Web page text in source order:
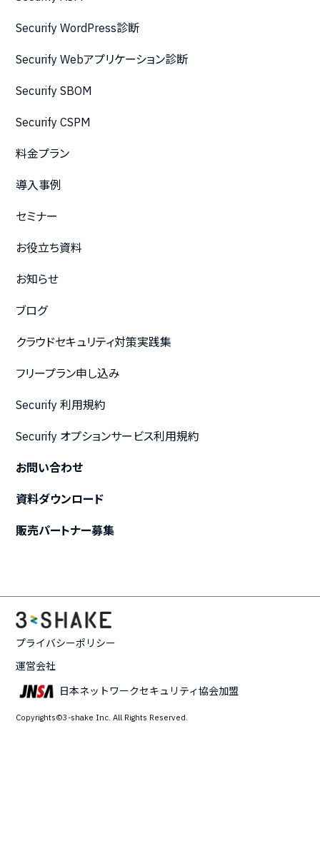
Securify WordPress診断
Securify Webアプリケーション診断
Securify SBOM
Securify CSPM
料金プラン
導入事例
セミナー
お役立ち資料
お知らせ
ブログ
クラウドセキュリティ対策実践集
フリープラン申し込み
Securify 利用規約
Securify オプションサービス利用規約
お問い合わせ
資料ダウンロード
販売パートナー募集
プライバシーポリシー
運営会社
日本ネットワークセキュリティ協会加盟
Copyrights©3-shake Inc. All Rights Reserved.